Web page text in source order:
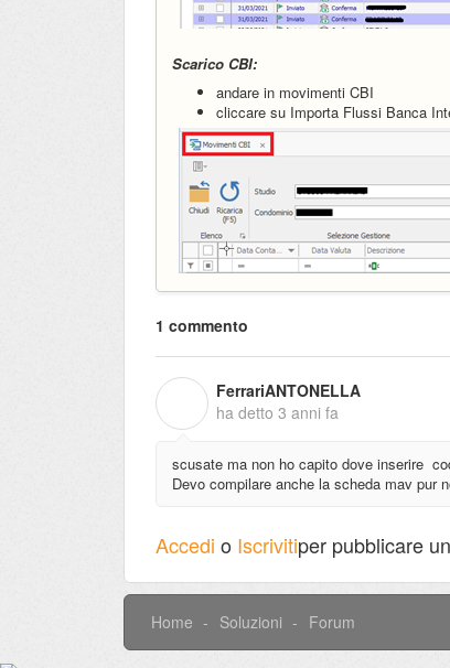
Scarico CBI:
andare in movimenti CBI
cliccare su Importa Flussi Banca
1 commento
FerrariANTONELLA
ha detto 3 anni fa
scusate ma non ho capito dove inserire
Devo compilare anche la scheda mav pur
Accedi o Iscrivitiper pubblicare
Home Soluzioni Forum